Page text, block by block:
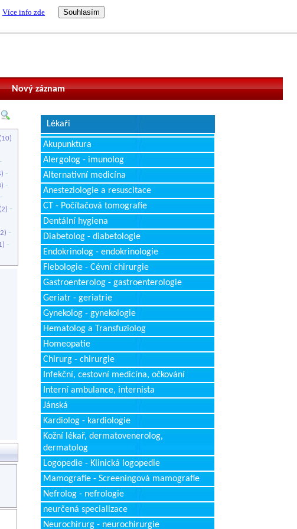
Více info zde
Nový záznam
(10)
-
-
-
(2) -
-
-
Lékaři
Akupunktura
Alergolog - imunolog
Alternativní medicína
Anesteziologie a resuscitace
CT - Počítačová tomografie
Dentální hygiena
Diabetolog - diabetologie
Endokrinolog - endokrinologie
Flebologie - Cévní chirurgie
Gastroenterolog - gastroenterologie
Geriatr - geriatrie
Gynekolog - gynekologie
Hematolog a Transfuziolog
Homeopatie
Chirurg - chirurgie
Infekční, cestovní medicína, očkování
Interní ambulance, internista
Jánská
Kardiolog - kardiologie
Kožní lékař, dermatovenerolog,
dermatolog
Logopedie - Klinická logopedie
Mamografie - Screeningová mamografie
Nefrolog - nefrologie
neurčená specializace
Neurochirurg - neurochirurgie